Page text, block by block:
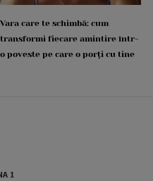
Vara care te schimbă: cum
transformi fiecare amintire într-
o poveste pe care o porți cu tine
1